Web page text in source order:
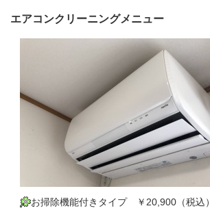
エアコンクリーニングメニュー
お掃除機能付きタイプ ￥20,900（税込）